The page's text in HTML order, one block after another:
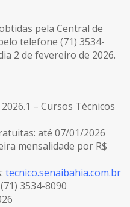
pela Central de
telefone (71) 3534-
2 de fevereiro de 2026.
– Cursos Técnicos
até 07/01/2026
mensalidade por R$
tecnico.senaibahia.com.br
3534-8090